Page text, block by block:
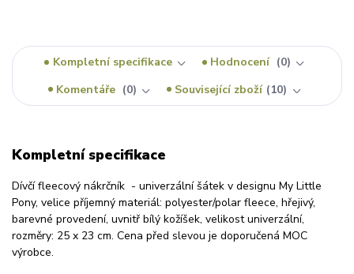
Kompletní specifikace Hodnocení
0
Komentáře
0 Související zboží 10
Kompletní specifikace
Dívčí fleecový nákrčník - univerzální šátek v designu My Little
Pony, velice příjemný materiál: polyester/polar fleece, hřejivý,
barevné provedení, uvnitř bílý kožíšek, velikost univerzální,
rozměry: 25 x 23 cm. Cena před slevou je doporučená MOC
výrobce.